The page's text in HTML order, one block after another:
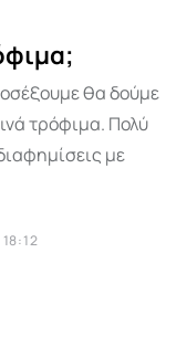
θα δούμε
τρόφιμα. Πολύ
με